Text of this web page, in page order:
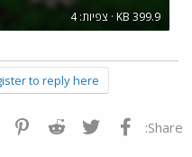
KB 399.9 · צפיות: 4
to reply here.
Share: פייסבוק Twitter
Reddit